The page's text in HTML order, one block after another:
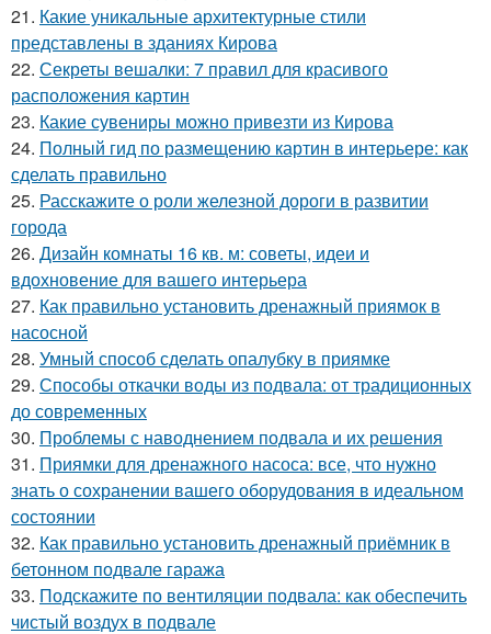
21. Какие уникальные архитектурные стили
представлены в зданиях Кирова
22. Секреты вешалки: 7 правил для красивого
расположения картин
23. Какие сувениры можно привезти из Кирова
24. Полный гид по размещению картин в интерьере: как
сделать правильно
25. Расскажите о роли железной дороги в развитии
города
26. Дизайн комнаты 16 кв. м: советы, идеи и
вдохновение для вашего интерьера
27. Как правильно установить дренажный приямок в
насосной
28. Умный способ сделать опалубку в приямке
29. Способы откачки воды из подвала: от традиционных
до современных
30. Проблемы с наводнением подвала и их решения
31. Приямки для дренажного насоса: все, что нужно
знать о сохранении вашего оборудования в идеальном
состоянии
32. Как правильно установить дренажный приёмник в
бетонном подвале гаража
33. Подскажите по вентиляции подвала: как обеспечить
чистый воздух в подвале